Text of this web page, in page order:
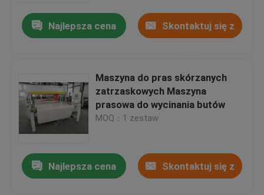
Produkty
O nas
Wycieczka po fabryce
Najlepsza cena Skontaktuj się z
Maszyna do pras skórzanych
zatrzaskowych Maszyna
prasowa do wycinania butów
MOQ：1 zestaw
Najlepsza cena Skontaktuj się z